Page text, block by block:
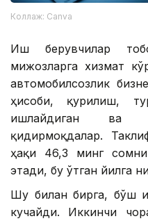
Коллаж: Canva
Иш берувчилар
мижозларга хизмат
автомобилсозлик
ҳисоби, қурилиш,
ишлайдиган ва
қидирмоқдалар.
ҳақи 46,3 минг
этади, бу ўтган йилга
Шу билан бирга, бўш
кучайди. Иккинчи